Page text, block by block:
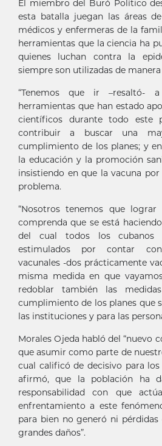
El miembro del Buró Político
esta batalla juegan las áreas
médicos y enfermeras de la
herramientas que la ciencia ha
quienes luchan contra la
siempre son utilizadas de
“Tenemos que ir –resaltó-
herramientas que han estado
científicos durante todo este
contribuir a buscar una
cumplimiento de los planes; y
la educación y la promoción
insistiendo en que la vacuna
problema.
“Nosotros tenemos que
comprenda que se está
del cual todos los cubanos
estimulados por contar
vacunales -dos prácticamente
misma medida en que
redoblar también las
cumplimiento de los planes que
las instituciones y para las
Morales Ojeda habló del “nuevo
que asumir como parte de
cual calificó de decisivo para los
afirmó, que la población ha
responsabilidad con que
enfrentamiento a este
para bien no generó ni pérdidas
grandes daños”.